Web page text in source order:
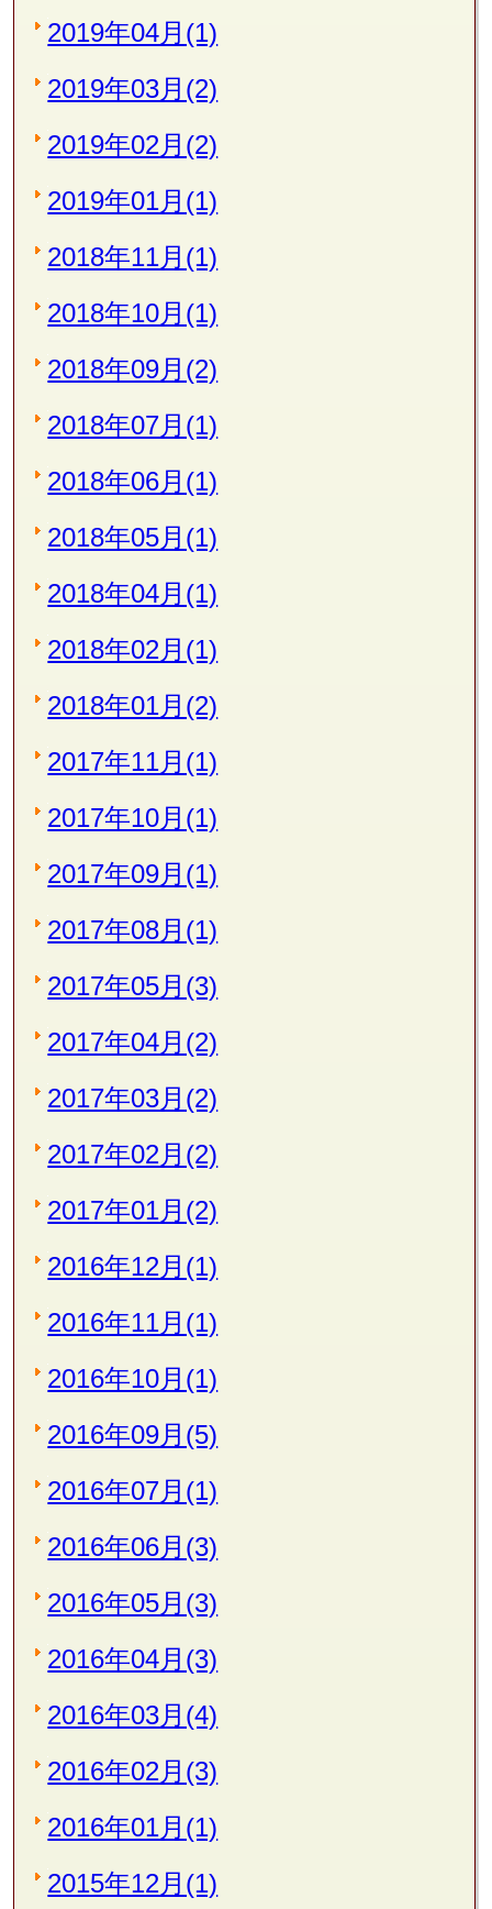
2019年04月(1)
2019年03月(2)
2019年02月(2)
2019年01月(1)
2018年11月(1)
2018年10月(1)
2018年09月(2)
2018年07月(1)
2018年06月(1)
2018年05月(1)
2018年04月(1)
2018年02月(1)
2018年01月(2)
2017年11月(1)
2017年10月(1)
2017年09月(1)
2017年08月(1)
2017年05月(3)
2017年04月(2)
2017年03月(2)
2017年02月(2)
2017年01月(2)
2016年12月(1)
2016年11月(1)
2016年10月(1)
2016年09月(5)
2016年07月(1)
2016年06月(3)
2016年05月(3)
2016年04月(3)
2016年03月(4)
2016年02月(3)
2016年01月(1)
2015年12月(1)